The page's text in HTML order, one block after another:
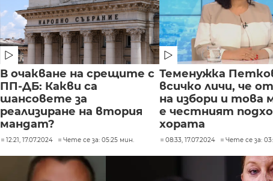
В очакване на срещите с
ПП-ДБ: Какви са
шансовете за
реализиране на втория
мандат?
12:21, 17.07.2024 Чете се за: 05:25 мин.
Теменужка
всичко личи, че
на избори и това
е честният
хората
08:33, 17.07.2024 Чете се за: